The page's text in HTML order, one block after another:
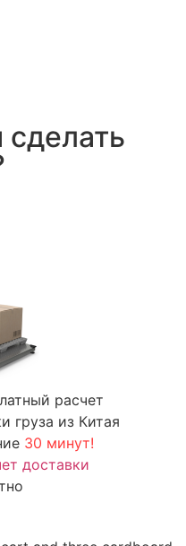
расчет
груза из Китая
30 минут!
доставки